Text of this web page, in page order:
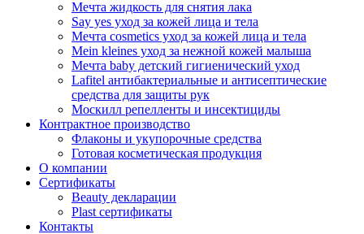
Мечта жидкость для снятия лака
Say yes уход за кожей лица и тела
Мечта cosmetics уход за кожей лица и тела
Mein kleines уход за нежной кожей малыша
Мечта baby детский гигиенический уход
Lafitel антибактериальные и антисептические
средства для защиты рук
Москилл репелленты и инсектициды
Контрактное производство
Флаконы и укупорочные средства
Готовая косметическая продукция
О компании
Сертификаты
Beauty декларации
Plast сертификаты
Контакты